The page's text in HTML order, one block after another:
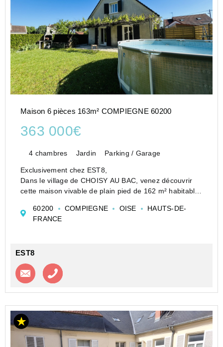
Maison 6 pièces 163m² COMPIEGNE 60200
363 000€
4 chambres Jardin Parking / Garage
Exclusivement chez EST8,
Dans le village de CHOISY AU BAC, venez découvrir
cette maison vivable de plain pied de 162 m² habitables
Elle se compose d'une entrée, une chambre, un
dégagement, une sal...
60200 COMPIEGNE OISE
HAUTS-DE-
FRANCE
EST8
Contacter l'agence